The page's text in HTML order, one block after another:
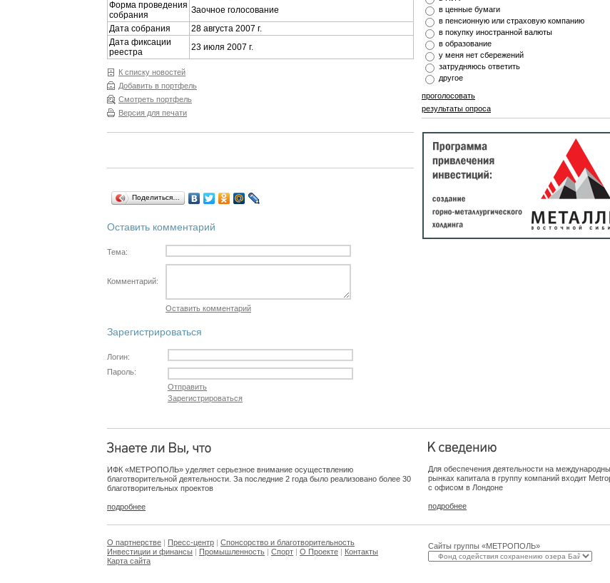
Форма проведения
собрания
Заочное голосование
Дата собрания
28 августа 2007 г.
Дата фиксации
реестра
23 июля 2007 г.
К списку новостей
Добавить в портфель
Смотреть портфель
Версия для печати
Поделиться…
Оставить комментарий
Тема:
Комментарий:
Оставить комментарий
Зарегистрироваться
Логин:
Пароль:
Отправить
Зарегистрироваться
в ценные бумаги
в пенсионную или страховую компанию
в покупку иностранной валюты
в образование
у меня нет сбережений
затрудняюсь ответить
другое
проголосовать
результаты опроса
ИФК «МЕТРОПОЛЬ» уделяет серьезное внимание осуществлению
благотворительной деятельности. За последние 2 года было реализовано более 30
благотворительных проектов
подробнее
Для обеспечения деятельности на
рынках капитала в группу компаний входит
с офисом в Лондоне
подробнее
О партнерстве | Пресс-центр | Спонсорство и благотворительность
Инвестиции и финансы | Промышленность | Спорт | О Проекте | Контакты
Карта сайта
Сайты группы «МЕТРОПОЛЬ»